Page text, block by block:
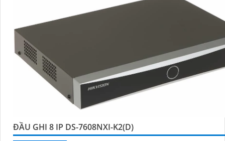
ĐẦU GHI 8 IP DS-7608NXI-K2(D)